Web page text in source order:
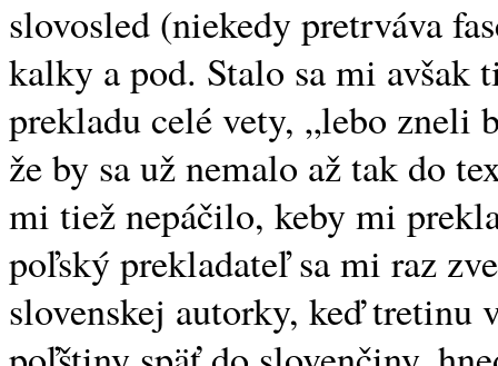
slovosled (niekedy pretrváva
kalky a pod. Stalo sa mi avšak
prekladu celé vety, „lebo
že by sa už nemalo až tak do
mi tiež nepáčilo, keby mi
poľský prekladateľ sa mi raz
slovenskej autorky, keď tretinu